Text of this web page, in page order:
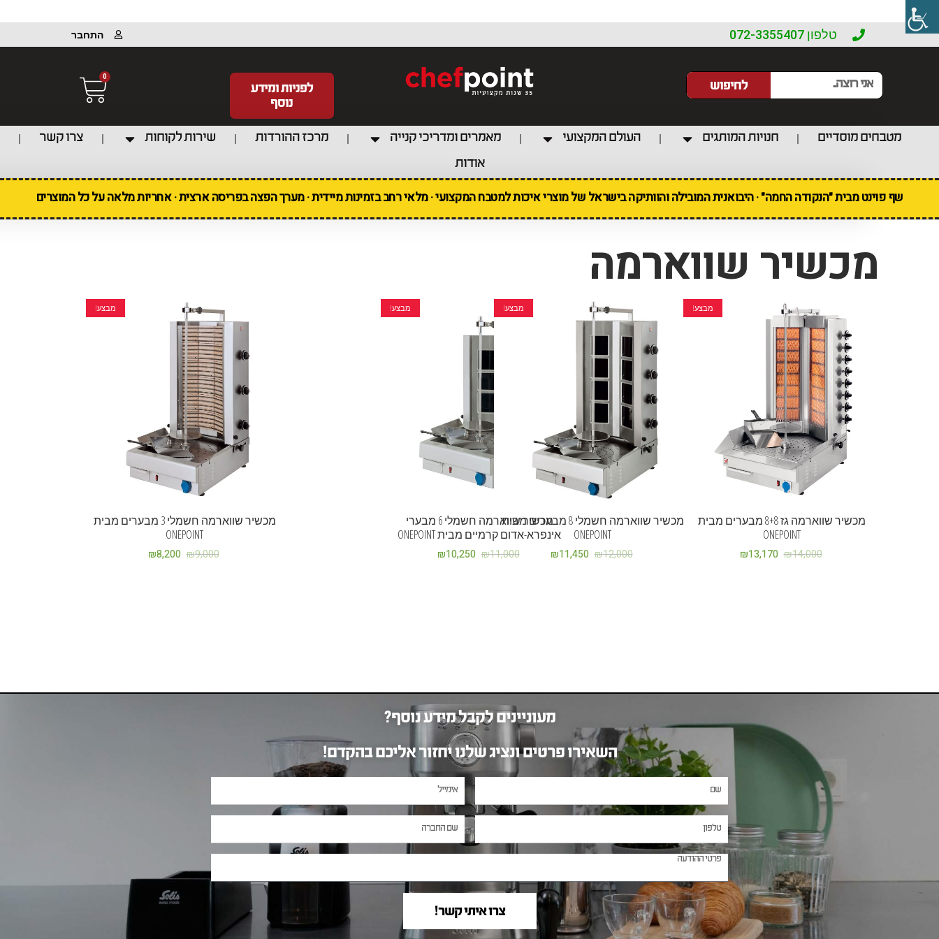
טלפון 072-3355407 התחבר
לחיפוש
לפניות ומידע
נוסף
0
מטבחים מוסדיים חנויות המותגים העולם המקצועי מאמרים ומדריכי קנייה מרכז ההורדות שירות לקוחות
צרו קשר
אודות
שף פוינט מבית "הנקודה החמה" · היבואנית המובילה והוותיקה בישראל של מוצרי איכות למטבח המקצועי · מלאי רחב בזמינות מיידית · מערך הפצה בפריסה ארצית · אחריות מלאה על כל המוצרים
מכשיר שווארמה
מבצע!
מכשיר שווארמה חשמלי 3 מבערים מבית
ONEPOINT
₪9,000
₪8,200
מבצע!
מכשיר שווארמה חשמלי 6 מבערי
אינפרא-אדום קרמיים מבית ONEPOINT
₪11,000
₪10,250
מבצע!
מכשיר שווארמה חשמלי 8 מבערים מבית
ONEPOINT
₪12,000
₪11,450
מבצע!
מכשיר שווארמה גז 8+8 מבערים מבית
ONEPOINT
₪14,000
₪13,170
מעוניינים לקבל מידע נוסף?
השאירו פרטים ונציג שלנו יחזור אליכם בהקדם!
צרו איתי קשר!